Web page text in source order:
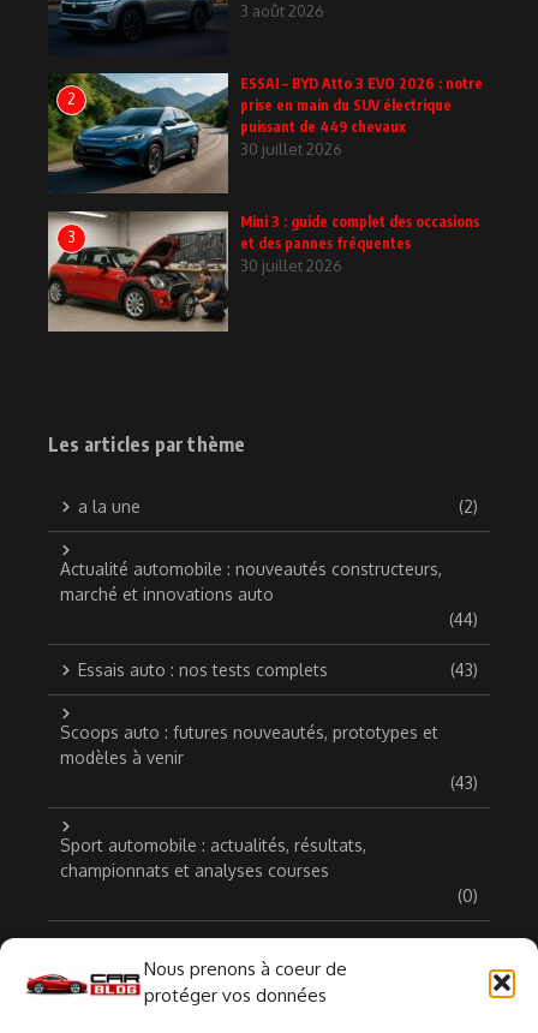
Nous prenons à coeur de
protéger vos données
3 août 2026
2
ESSAI – BYD Atto 3 EVO 2026 : notre
prise en main du SUV électrique
puissant de 449 chevaux
30 juillet 2026
3
Mini 3 : guide complet des occasions
et des pannes fréquentes
30 juillet 2026
Les articles par thème
a la une (2)
Actualité automobile : nouveautés constructeurs,
marché et innovations auto
(44)
Essais auto : nos tests complets (43)
Scoops auto : futures nouveautés, prototypes et
modèles à venir
(43)
Sport automobile : actualités, résultats,
championnats et analyses courses
(0)
Voitures hybrides et électriques : actualités, essais et